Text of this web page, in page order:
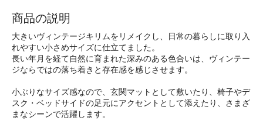
商品の説明
大きいヴィンテージキリムをリメイクし、日常の暮らしに取り入
れやすい小さめサイズに仕立てました。
長い年月を経て自然に育まれた深みのある色合いは、ヴィンテー
ジならではの落ち着きと存在感を感じさせます。
小ぶりなサイズ感なので、玄関マットとして敷いたり、椅子やデ
スク・ベッドサイドの足元にアクセントとして添えたり、さまざ
まなシーンで活躍します。